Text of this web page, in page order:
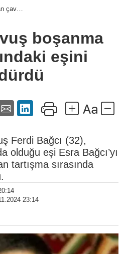
çavuş
boşanma
eşini
Ferdi Bağcı (32),
olduğu eşi Esra Bağcı’yı
tartışma sırasında
23:14